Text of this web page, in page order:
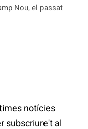
Nou, el passat
notícies
subscriure't al